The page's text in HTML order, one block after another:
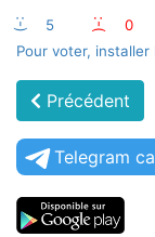
:-) 5 :-(
0
Pour voter, installer
Précédent
Telegram